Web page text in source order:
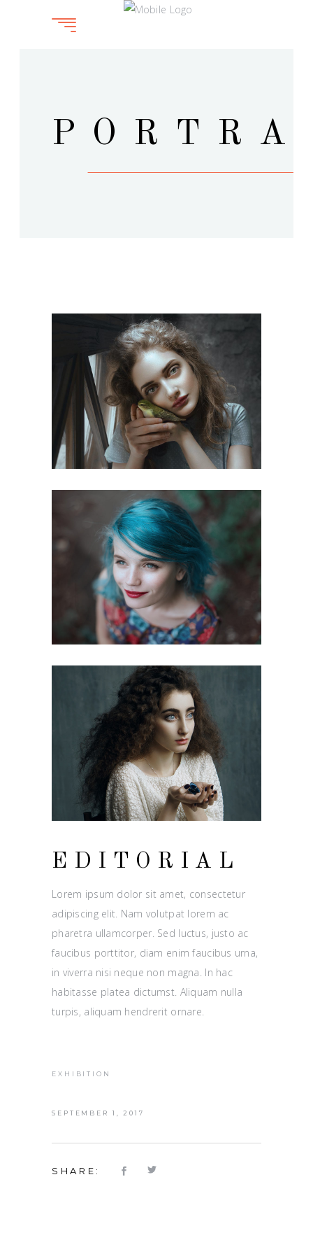
EDITORIAL
Lorem ipsum dolor sit amet, consectetur
adipiscing elit. Nam volutpat lorem ac
pharetra ullamcorper. Sed luctus, justo ac
faucibus porttitor, diam enim faucibus urna,
in viverra nisi neque non magna. In hac
habitasse platea dictumst. Aliquam nulla
turpis, aliquam hendrerit ornare.
EXHIBITION
SEPTEMBER 1, 2017
SHARE: